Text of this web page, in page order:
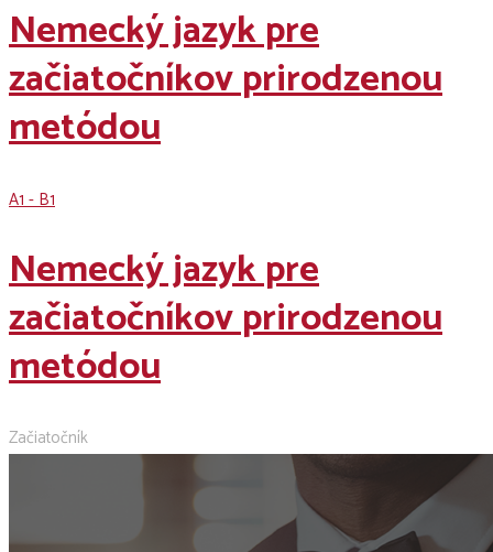
Nemecký jazyk pre
začiatočníkov prirodzenou
metódou
A1 - B1
Nemecký jazyk pre
začiatočníkov prirodzenou
metódou
Začiatočník